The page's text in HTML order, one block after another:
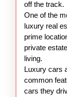
off the track.
One of the
luxury real
prime
private
living.
Luxury cars
common
cars they